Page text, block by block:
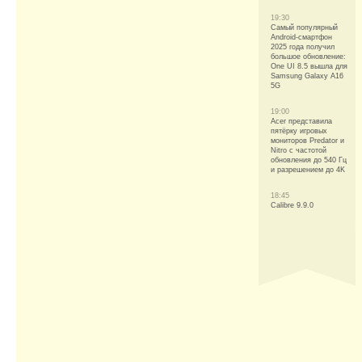
19:30
Самый популярный
Android-смартфон
2025 года получил
большое обновление:
One UI 8.5 вышла для
Samsung Galaxy A16
5G
19:00
Acer представила
пятёрку игровых
мониторов Predator и
Nitro с частотой
обновления до 540 Гц
и разрешением до 4K
18:45
Calibre 9.9.0